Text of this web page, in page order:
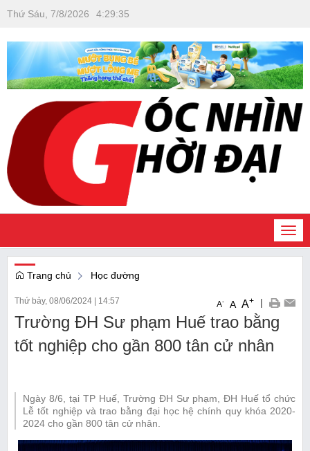
Thứ Sáu, 7/8/2026 4:29:36
Trang chủ Học đường
Thứ bảy, 08/06/2024 | 14:57 A- A A+ |
Trường ĐH Sư phạm Huế trao bằng
tốt nghiệp cho gần 800 tân cử nhân
Ngày 8/6, tại TP Huế, Trường ĐH Sư phạm, ĐH Huế tổ chức
Lễ tốt nghiệp và trao bằng đại học hệ chính quy khóa 2020-
2024 cho gần 800 tân cử nhân.